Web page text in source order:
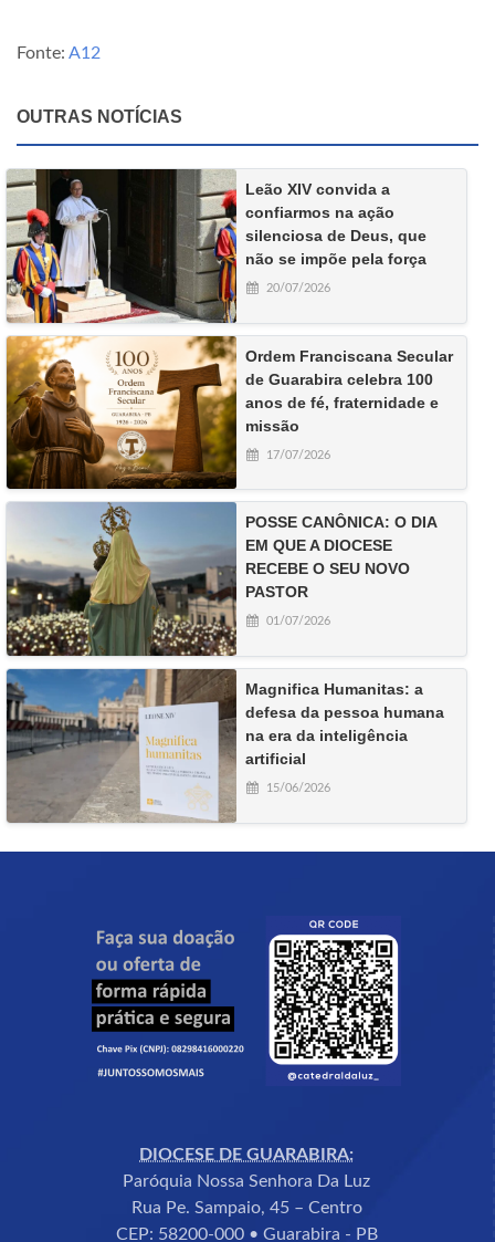
Fonte: A12
OUTRAS NOTÍCIAS
Leão XIV convida a
confiarmos na ação
silenciosa de Deus, que
não se impõe pela força
20/07/2026
Ordem Franciscana Secular
de Guarabira celebra 100
anos de fé, fraternidade e
missão
17/07/2026
POSSE CANÔNICA: O DIA
EM QUE A DIOCESE
RECEBE O SEU NOVO
PASTOR
01/07/2026
Magnifica Humanitas: a
defesa da pessoa humana
na era da inteligência
artificial
15/06/2026
DIOCESE DE GUARABIRA:
Paróquia Nossa Senhora Da Luz
Rua Pe. Sampaio, 45 – Centro
CEP: 58200-000 • Guarabira - PB